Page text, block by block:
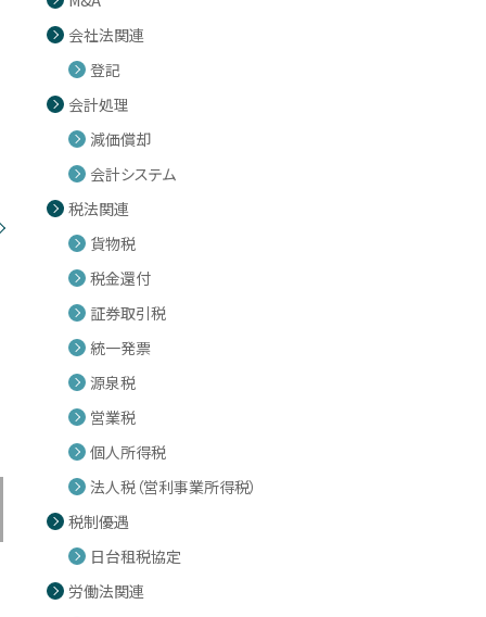
会社法関連
登記
会計処理
減価償却
会計システム
税法関連
貨物税
税金還付
証券取引税
統一発票
源泉税
営業税
個人所得税
法人税（営利事業所得税）
税制優遇
日台租税協定
労働法関連